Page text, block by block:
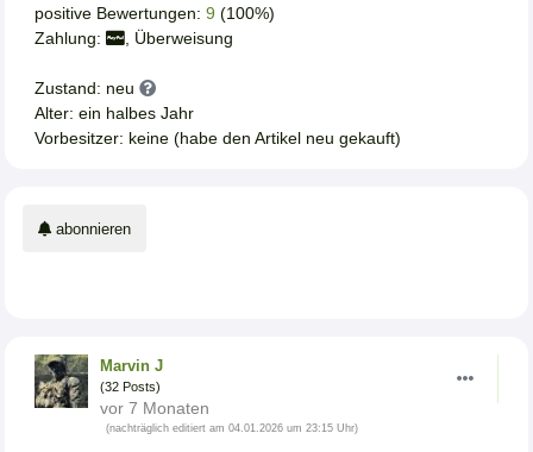
positive Bewertungen: 9 (100%)
Zahlung:
, Überweisung
Zustand: neu
Alter: ein halbes Jahr
Vorbesitzer: keine (habe den Artikel neu gekauft)
abonnieren
Marvin J
(32 Posts)
vor 7 Monaten
(nachträglich editiert am 04.01.2026 um 23:15 Uhr)